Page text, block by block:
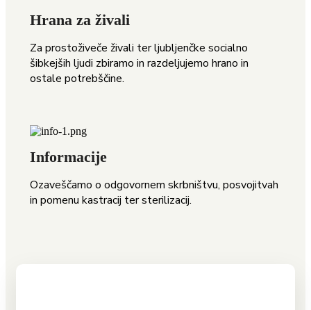
Hrana za živali
Za prostoživeče živali ter ljubljenčke socialno
šibkejših ljudi zbiramo in razdeljujemo hrano in
ostale potrebščine.
Informacije
Ozaveščamo o odgovornem skrbništvu, posvojitvah
in pomenu kastracij ter sterilizacij.